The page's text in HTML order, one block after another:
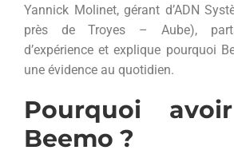
Yannick Molinet, gérant d’ADN
près de Troyes – Aube),
d’expérience et explique pourquoi
une évidence au quotidien.
Pourquoi
Beemo ?